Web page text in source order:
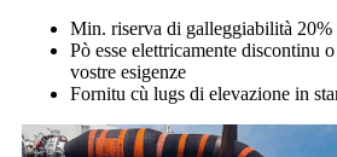
Min. riserva di galleggiabilità 20%
Pò esse elettricamente discontinu
vostre esigenze
Fornitu cù lugs di elevazione in